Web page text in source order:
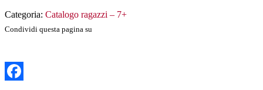
Categoria: Catalogo ragazzi – 7+
Condividi questa pagina su